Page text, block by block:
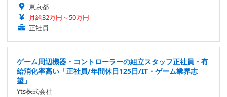
東京都
月給32万円～50万円
正社員
ゲーム周辺機器・コントローラーの組立スタッフ正社員・有
給消化率高い「正社員/年間休日125日/IT・ゲーム業界志
望」
Yts株式会社